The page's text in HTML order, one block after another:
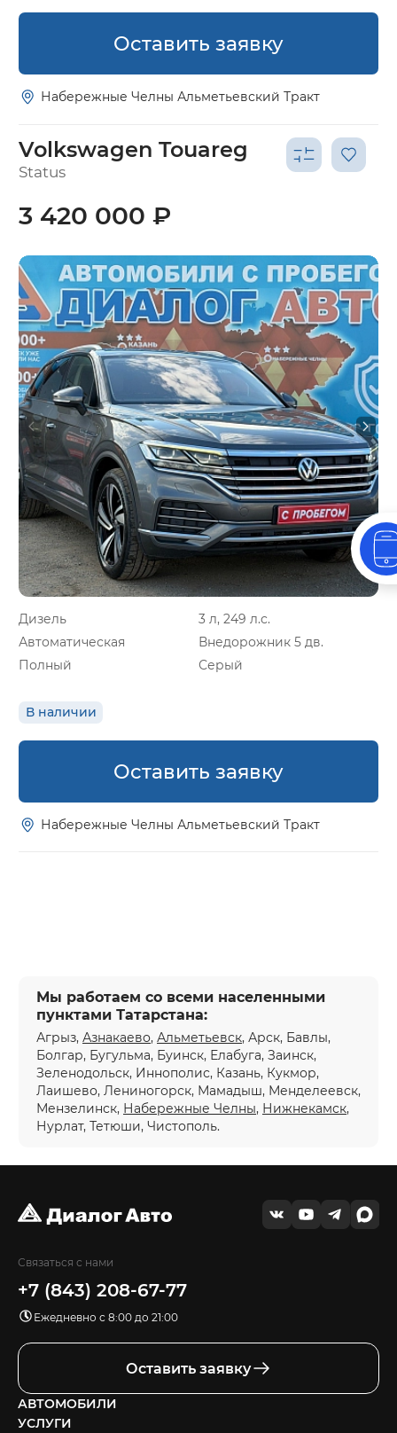
Оставить заявку
Набережные Челны Альметьевский Тракт
Volkswagen Touareg
Status
Дизель
3 л, 249 л.с.
Автоматическая
Внедорожник 5 дв.
Полный
Серый
В наличии
3 420 000 ₽
Оставить заявку
Набережные Челны Альметьевский Тракт
Мы работаем со всеми населенными
пунктами Татарстана:
Агрыз, Азнакаево, Альметьевск, Арск, Бавлы,
Болгар, Бугульма, Буинск, Елабуга, Заинск,
Зеленодольск, Иннополис, Казань, Кукмор,
Лаишево, Лениногорск, Мамадыш, Менделеевск,
Мензелинск, Набережные Челны, Нижнекамск,
Нурлат, Тетюши, Чистополь.
Связаться с нами
+7 (843) 208-67-77
Ежедневно с 8:00 до 21:00
Оставить заявку
АВТОМОБИЛИ
УСЛУГИ